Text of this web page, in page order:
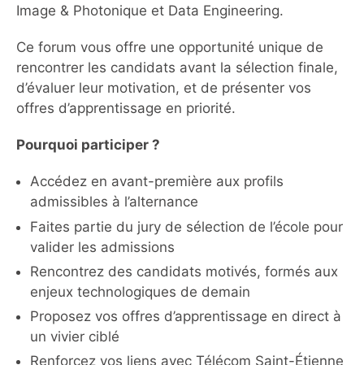
Image & Photonique et Data Engineering.
Ce forum vous offre une opportunité unique de
rencontrer les candidats avant la sélection finale,
d’évaluer leur motivation, et de présenter vos
offres d’apprentissage en priorité.
Pourquoi participer ?
Accédez en avant-première aux profils
admissibles à l’alternance
Faites partie du jury de sélection de l’école pour
valider les admissions
Rencontrez des candidats motivés, formés aux
enjeux technologiques de demain
Proposez vos offres d’apprentissage en direct à
un vivier ciblé
Renforcez vos liens avec Télécom Saint-Étienne